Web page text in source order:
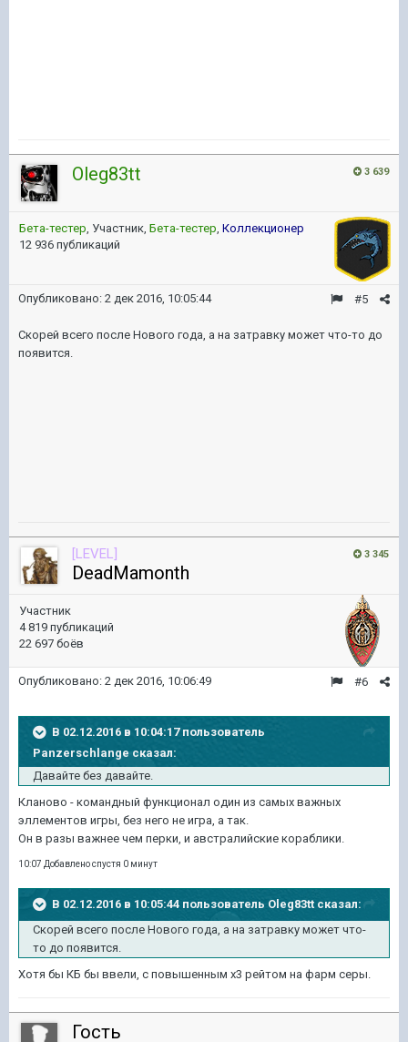
3 639
Oleg83tt
Бета-тестер, Участник, Бета-тестер, Коллекционер
12 936 публикаций
#5
Опубликовано: 2 дек 2016, 10:05:44
Скорей всего после Нового года, а на затравку может что-то до
появится.
3 345
[LEVEL]
DeadMamonth
Участник
4 819 публикаций
22 697 боёв
#6
Опубликовано: 2 дек 2016, 10:06:49
В 02.12.2016 в 10:04:17 пользователь
Panzerschlange сказал:
Давайте без давайте.
Кланово - командный функционал один из самых важных
эллементов игры, без него не игра, а так.
Он в разы важнее чем перки, и австралийские кораблики.
10:07 Добавлено спустя 0 минут
В 02.12.2016 в 10:05:44 пользователь Oleg83tt сказал:
Скорей всего после Нового года, а на затравку может что-
то до появится.
Хотя бы КБ бы ввели, с повышенным х3 рейтом на фарм серы.
Гость